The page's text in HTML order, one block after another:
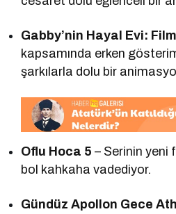
Gabby’nin Hayal Evi: Film
kapsamında erken
şarkılarla dolu bir
Oflu Hoca 5 – Serinin yeni
bol kahkaha vadediyor.
Gündüz Apollon Gece